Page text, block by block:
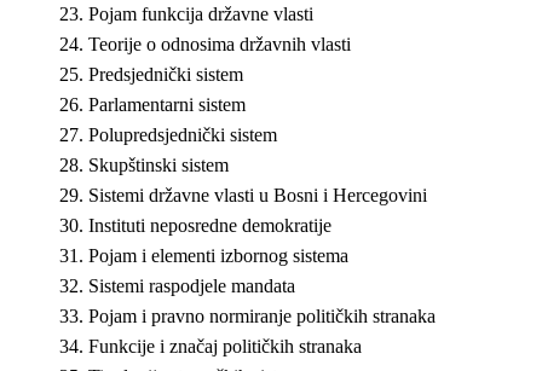
Pojam funkcija državne vlasti
Teorije o odnosima državnih vlasti
Predsjednički sistem
Parlamentarni sistem
Polupredsjednički sistem
Skupštinski sistem
Sistemi državne vlasti u Bosni i Hercegovini
Instituti neposredne demokratije
Pojam i elementi izbornog sistema
Sistemi raspodjele mandata
Pojam i pravno normiranje političkih stranaka
Funkcije i značaj političkih stranaka